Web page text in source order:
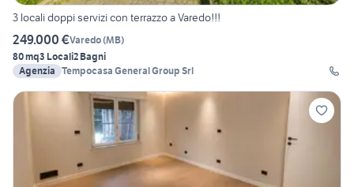
3 locali doppi servizi con terrazzo a Varedo!!!
249.000 €Varedo(MB)
80 mq3 Locali2 Bagni
Agenzia Tempocasa General Group Srl